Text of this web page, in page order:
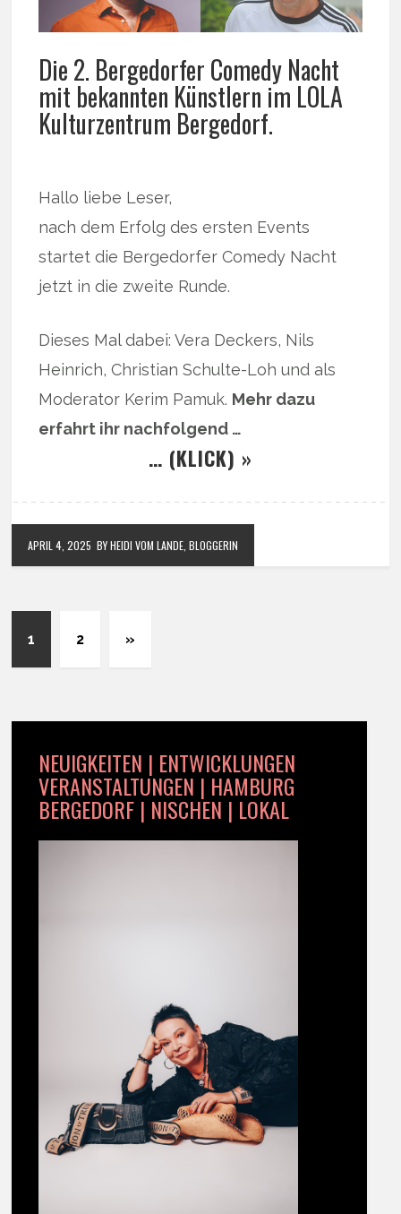
Die 2. Bergedorfer Comedy Nacht
mit bekannten Künstlern im LOLA
Kulturzentrum Bergedorf.
Hallo liebe Leser,
nach dem Erfolg des ersten Events
startet die Bergedorfer Comedy Nacht
jetzt in die zweite Runde.
Dieses Mal dabei: Vera Deckers, Nils
Heinrich, Christian Schulte-Loh und als
Moderator Kerim Pamuk. Mehr dazu
erfahrt ihr nachfolgend …
… (KLICK) »
APRIL 4, 2025 BY HEIDI VOM LANDE, BLOGGERIN
1 2 »
NEUIGKEITEN | ENTWICKLUNGEN
VERANSTALTUNGEN | HAMBURG
BERGEDORF | NISCHEN | LOKAL